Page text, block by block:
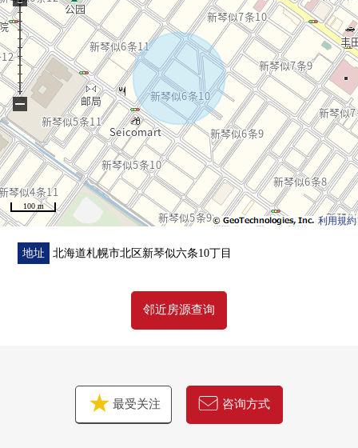
利用規約
100 m
−
地址 北海道札幌市北区新琴似六条10丁目
邻近房源查询
最受关注 咨询方式